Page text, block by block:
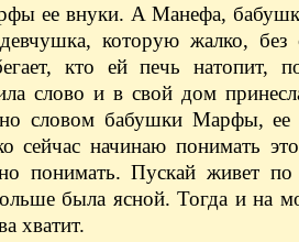
ее внуки. А Манефа,
которую жалко, без
кто ей печь натопит,
слово и в свой дом
словом бабушки Марфы, ее
сейчас начинаю понимать
понимать. Пускай живет по
была ясной. Тогда и на
хватит.